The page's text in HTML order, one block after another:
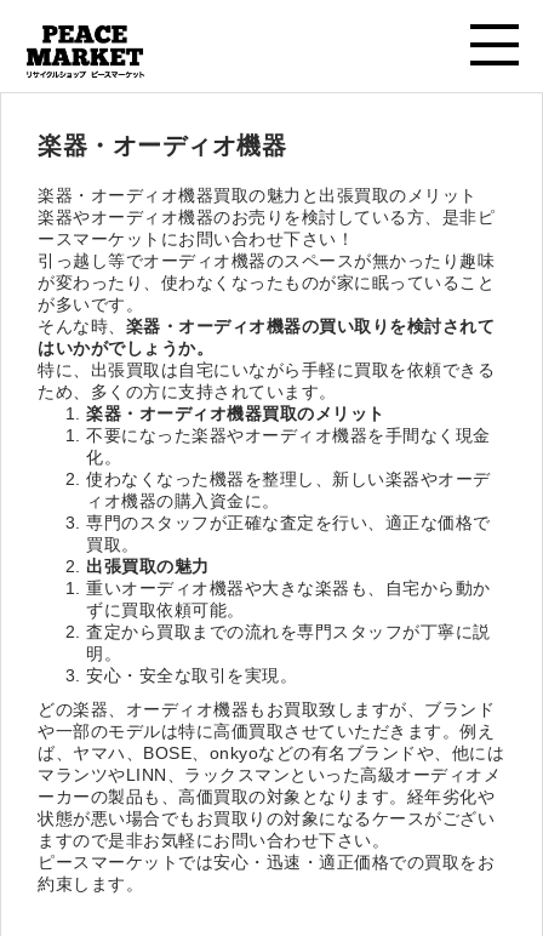
楽器・オーディオ機器
楽器・オーディオ機器買取の魅力と出張買取のメリット
楽器やオーディオ機器のお売りを検討している方、是非ピ
ースマーケットにお問い合わせ下さい！
引っ越し等でオーディオ機器のスペースが無かったり趣味
が変わったり、使わなくなったものが家に眠っていること
が多いです。
そんな時、 楽器・オーディオ機器の買い取りを検討されて
はいかがでしょうか。
特に、出張買取は自宅にいながら手軽に買取を依頼できる
ため、多くの方に支持されています。
楽器・オーディオ機器買取のメリット
不要になった楽器やオーディオ機器を手間なく現金
化。
使わなくなった機器を整理し、新しい楽器やオーデ
ィオ機器の購入資金に。
専門のスタッフが正確な査定を行い、適正な価格で
買取。
出張買取の魅力
重いオーディオ機器や大きな楽器も、自宅から動か
ずに買取依頼可能。
査定から買取までの流れを専門スタッフが丁寧に説
明。
安心・安全な取引を実現。
どの楽器、オーディオ機器もお買取致しますが、ブランド
や一部のモデルは特に高価買取させていただきます。例え
ば、ヤマハ、BOSE、onkyoなどの有名ブランドや、他には
マランツやLINN、ラックスマンといった高級オーディオメ
ーカーの製品も、高価買取の対象となります。経年劣化や
状態が悪い場合でもお買取りの対象になるケースがござい
ますので是非お気軽にお問い合わせ下さい。
ピースマーケットでは安心・迅速・適正価格での買取をお
約束します。